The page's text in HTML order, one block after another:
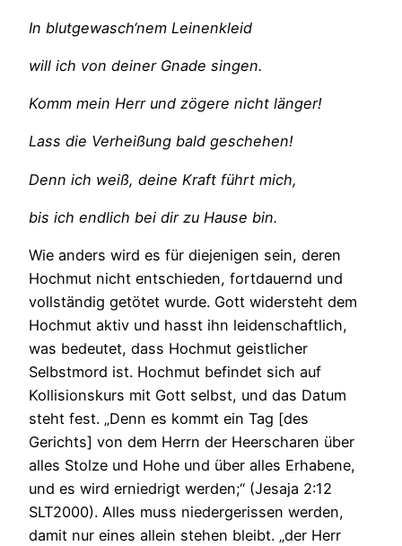
In blutgewasch‘nem Leinenkleid
will ich von deiner Gnade singen.
Komm mein Herr und zögere nicht länger!
Lass die Verheißung bald geschehen!
Denn ich weiß, deine Kraft führt mich,
bis ich endlich bei dir zu Hause bin.
Wie anders wird es für diejenigen sein, deren
Hochmut nicht entschieden, fortdauernd und
vollständig getötet wurde. Gott widersteht dem
Hochmut aktiv und hasst ihn leidenschaftlich,
was bedeutet, dass Hochmut geistlicher
Selbstmord ist. Hochmut befindet sich auf
Kollisionskurs mit Gott selbst, und das Datum
steht fest. „Denn es kommt ein Tag [des
Gerichts] von dem Herrn der Heerscharen über
alles Stolze und Hohe und über alles Erhabene,
und es wird erniedrigt werden;“ (Jesaja 2:12
SLT2000). Alles muss niedergerissen werden,
damit nur eines allein stehen bleibt. „der Herr